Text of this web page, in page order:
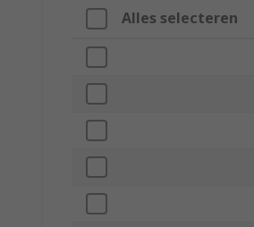
Alles selecteren